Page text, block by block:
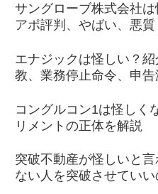
サングローブ株式会社
アポ評判、やばい、悪質
エナジックは怪しい？
教、業務停止命令、申告
コングルコン1は怪しく
リメントの正体を解説
突破不動産が怪しいと
ない人を突破させていい